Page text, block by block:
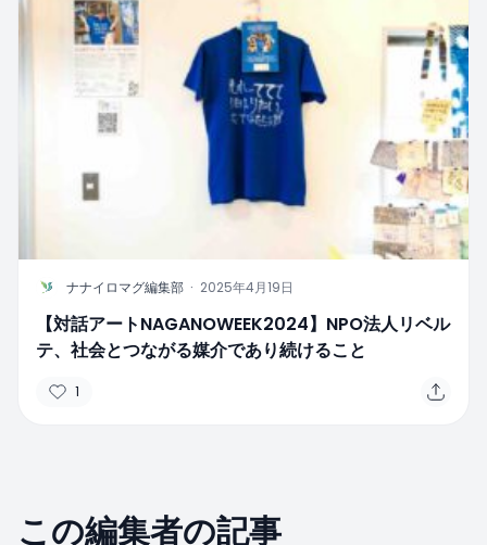
N ナナイロマグ編集部 · 2025年4月19日
【対話アートNAGANOWEEK2024】NPO法人リベル
テ、社会とつながる媒介であり続けること
1
この編集者の記事